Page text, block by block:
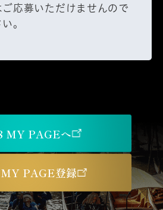
応募いただけませんので
。
MY PAGEへ
PAGE登録